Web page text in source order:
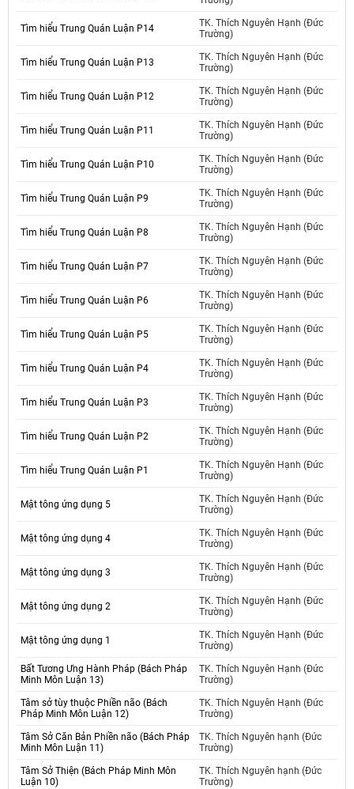
Tìm hiểu Trung Quán Luận P14
TK. Thích Nguyên Hạnh (Đức
Trường)
Tìm hiểu Trung Quán Luận P13
TK. Thích Nguyên Hạnh (Đức
Trường)
Tìm hiểu Trung Quán Luận P12
TK. Thích Nguyên Hạnh (Đức
Trường)
Tìm hiểu Trung Quán Luận P11
TK. Thích Nguyên Hạnh (Đức
Trường)
Tìm hiểu Trung Quán Luận P10
TK. Thích Nguyên Hạnh (Đức
Trường)
Tìm hiểu Trung Quán Luận P9
TK. Thích Nguyên Hạnh (Đức
Trường)
Tìm hiểu Trung Quán Luận P8
TK. Thích Nguyên Hạnh (Đức
Trường)
Tìm hiểu Trung Quán Luận P7
TK. Thích Nguyên Hạnh (Đức
Trường)
Tìm hiểu Trung Quán Luận P6
TK. Thích Nguyên Hạnh (Đức
Trường)
Tìm hiểu Trung Quán Luận P5
TK. Thích Nguyên Hạnh (Đức
Trường)
Tìm hiểu Trung Quán Luận P4
TK. Thích Nguyên Hạnh (Đức
Trường)
Tìm hiểu Trung Quán Luận P3
TK. Thích Nguyên Hạnh (Đức
Trường)
Tìm hiểu Trung Quán Luận P2
TK. Thích Nguyên Hạnh (Đức
Trường)
Tìm hiểu Trung Quán Luận P1
TK. Thích Nguyên Hạnh (Đức
Trường)
Mật tông ứng dụng 5
TK. Thích Nguyên Hạnh (Đức
Trường)
Mật tông ứng dụng 4
TK. Thích Nguyên Hạnh (Đức
Trường)
Mật tông ứng dụng 3
TK. Thích Nguyên Hạnh (Đức
Trường)
Mật tông ứng dụng 2
TK. Thích Nguyên Hạnh (Đức
Trường)
Mật tông ứng dụng 1
TK. Thích Nguyên Hạnh (Đức
Trường)
Bất Tương Ưng Hành Pháp (Bách Pháp
Minh Môn Luận 13)
TK. Thích Nguyên Hạnh (Đức
Trường)
Tâm sở tùy thuộc Phiền não (Bách
Pháp Minh Môn Luận 12)
TK. Thích Nguyên Hạnh (Đức
Trường)
Tâm Sở Căn Bản Phiền não (Bách Pháp
Minh Môn Luận 11)
TK. Thích Nguyên hạnh (Đức
Trường)
Tâm Sở Thiện (Bách Pháp Minh Môn
Luận 10)
TK. Thích Nguyên hạnh (Đức
Trường)